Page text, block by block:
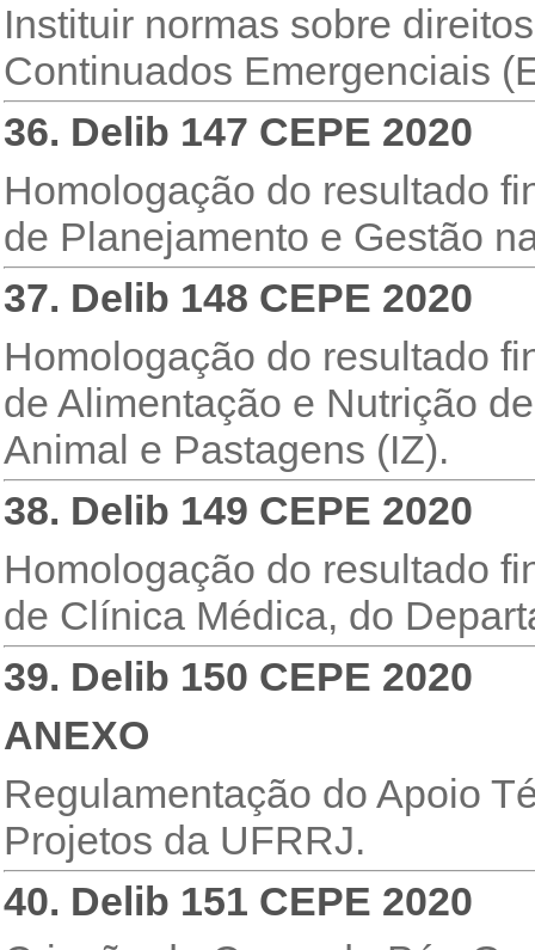
Instituir normas sobre
Continuados Emergenciais
36. Delib 147 CEPE 2020
Homologação do resultado
de Planejamento e Gestão
37. Delib 148 CEPE 2020
Homologação do resultado
de Alimentação e Nutrição
Animal e Pastagens (IZ).
38. Delib 149 CEPE 2020
Homologação do resultado
de Clínica Médica, do
39. Delib 150 CEPE 2020
ANEXO
Regulamentação do Apoio
Projetos da UFRRJ.
40. Delib 151 CEPE 2020